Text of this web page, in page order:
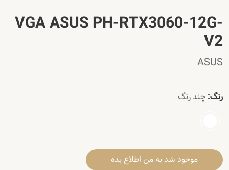
VGA ASUS PH-RTX3060-12G-
V2
ASUS
رنگ: چند رنگ
موجود شد به من اطلاع بده